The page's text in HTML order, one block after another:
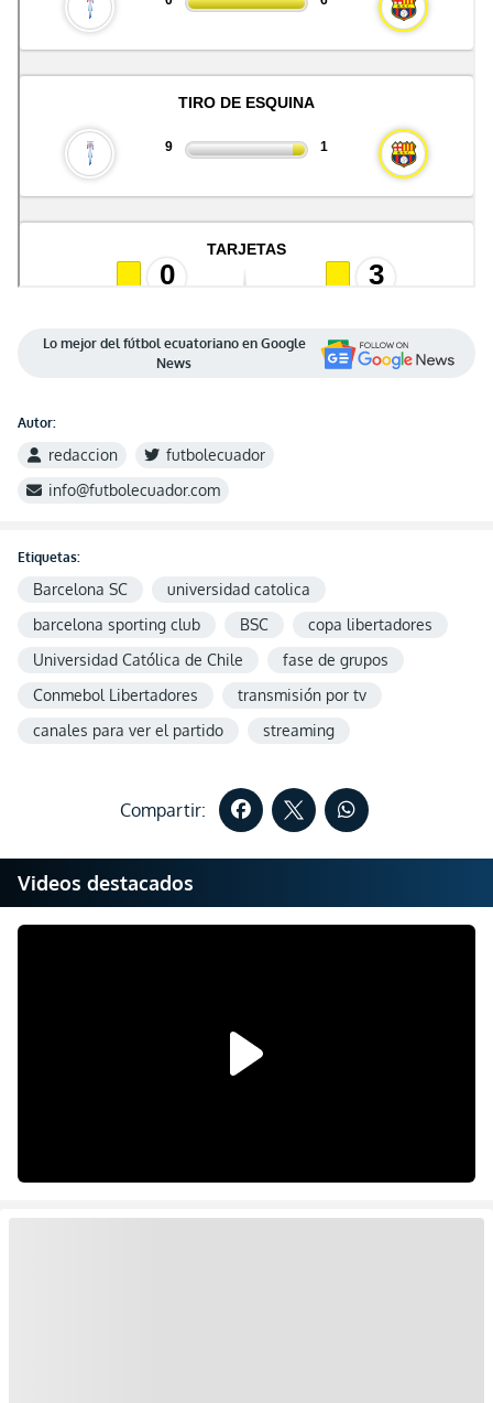
Lo mejor del fútbol ecuatoriano en Google
News
Autor:
redaccion
futbolecuador
info@futbolecuador.com
Etiquetas:
Barcelona SC
universidad catolica
barcelona sporting club
BSC
copa libertadores
Universidad Católica de Chile
fase de grupos
Conmebol Libertadores
transmisión por tv
canales para ver el partido
streaming
Compartir:
Videos destacados